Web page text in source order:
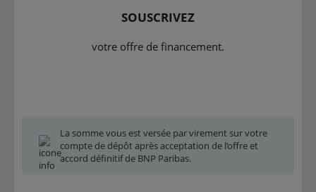
SOUSCRIVEZ
votre offre de financement.
La somme vous est versée par virement sur votre
compte de dépôt après acceptation de l’offre et
accord définitif de BNP Paribas.